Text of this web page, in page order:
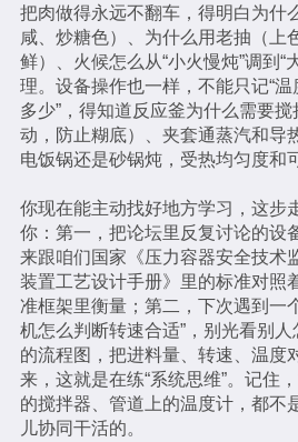
把肉做得永远不翻车，得明白为什
咸、炒糖色）、为什么用老抽（上
鲜）、火候怎么从“小火慢炖”调到
理。设备操作也一样，不能只记“
多少”，得知道反应釜为什么需要
动，防止糊底）、夹套通蒸汽和导
电饭锅还是砂锅炖，受热均匀度和
你现在能主动找好地方学习，这步
你：第一，把论坛里反复讨论的设
来跟咱们国家《压力容器安全技术
装置工艺设计手册》里的标准对照
准框架里衡量；第二，下次遇到一
机怎么判断转速合适”，别光看别
的流程图，把进料量、转速、温度
来，这就是在练“系统思维”。记住
的搅拌器、管道上的温度计，都不
儿协同干活的。